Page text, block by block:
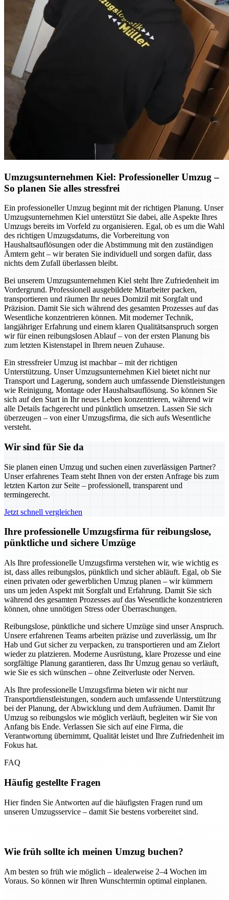
Umzugsunternehmen Kiel: Professioneller Umzug –
So planen Sie alles stressfrei
Ein professioneller Umzug beginnt mit der richtigen Planung. Unser
Umzugsunternehmen Kiel unterstützt Sie dabei, alle Aspekte Ihres
Umzugs bereits im Vorfeld zu organisieren. Egal, ob es um die Wahl
des richtigen Umzugsdatums, die Vorbereitung von
Haushaltsauflösungen oder die Abstimmung mit den zuständigen
Ämtern geht – wir beraten Sie individuell und sorgen dafür, dass
nichts dem Zufall überlassen bleibt.
Bei unserem Umzugsunternehmen Kiel steht Ihre Zufriedenheit im
Vordergrund. Professionell ausgebildete Mitarbeiter packen,
transportieren und räumen Ihr neues Domizil mit Sorgfalt und
Präzision. Damit Sie sich während des gesamten Prozesses auf das
Wesentliche konzentrieren können. Mit moderner Technik,
langjähriger Erfahrung und einem klaren Qualitätsanspruch sorgen
wir für einen reibungslosen Ablauf – von der ersten Planung bis
zum letzten Kistenstapel in Ihrem neuen Zuhause.
Ein stressfreier Umzug ist machbar – mit der richtigen
Unterstützung. Unser Umzugsunternehmen Kiel bietet nicht nur
Transport und Lagerung, sondern auch umfassende Dienstleistungen
wie Reinigung, Montage oder Haushaltsauflösung. So können Sie
sich auf den Start in Ihr neues Leben konzentrieren, während wir
alle Details fachgerecht und pünktlich umsetzen. Lassen Sie sich
überzeugen – von einer Umzugsfirma, die sich aufs Wesentliche
versteht.
Wir sind für Sie da
Sie planen einen Umzug und suchen einen zuverlässigen Partner?
Unser erfahrenes Team steht Ihnen von der ersten Anfrage bis zum
letzten Karton zur Seite – professionell, transparent und
termingerecht.
Jetzt schnell vergleichen
Ihre professionelle Umzugsfirma für reibungslose,
pünktliche und sichere Umzüge
Als Ihre professionelle Umzugsfirma verstehen wir, wie wichtig es
ist, dass alles reibungslos, pünktlich und sicher abläuft. Egal, ob Sie
einen privaten oder gewerblichen Umzug planen – wir kümmern
uns um jeden Aspekt mit Sorgfalt und Erfahrung. Damit Sie sich
während des gesamten Prozesses auf das Wesentliche konzentrieren
können, ohne unnötigen Stress oder Überraschungen.
Reibungslose, pünktliche und sichere Umzüge sind unser Anspruch.
Unsere erfahrenen Teams arbeiten präzise und zuverlässig, um Ihr
Hab und Gut sicher zu verpacken, zu transportieren und am Zielort
wieder zu platzieren. Moderne Ausrüstung, klare Prozesse und eine
sorgfältige Planung garantieren, dass Ihr Umzug genau so verläuft,
wie Sie es sich wünschen – ohne Zeitverluste oder Nerven.
Als Ihre professionelle Umzugsfirma bieten wir nicht nur
Transportdienstleistungen, sondern auch umfassende Unterstützung
bei der Planung, der Abwicklung und dem Aufräumen. Damit Ihr
Umzug so reibungslos wie möglich verläuft, begleiten wir Sie von
Anfang bis Ende. Verlassen Sie sich auf eine Firma, die
Verantwortung übernimmt, Qualität leistet und Ihre Zufriedenheit im
Fokus hat.
FAQ
Häufig gestellte Fragen
Hier finden Sie Antworten auf die häufigsten Fragen rund um
unseren Umzugsservice – damit Sie bestens vorbereitet sind.
Wie früh sollte ich meinen Umzug buchen?
Am besten so früh wie möglich – idealerweise 2–4 Wochen im
Voraus. So können wir Ihren Wunschtermin optimal einplanen.